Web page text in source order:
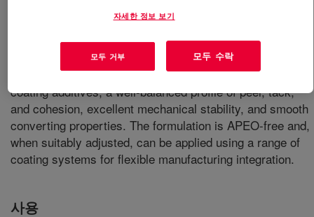
aggressive tack on a variety of surfaces, including low
surface energy materials, while maintaining good
cohesive performance. Key benefits include easy
formulation, broad compatibility with tackifiers and
coating additives, a well-balanced profile of peel, tack,
and cohesion, excellent mechanical stability, and smooth
converting properties. The formulation is APEO-free and,
when suitably adjusted, can be applied using a range of
coating systems for flexible manufacturing integration.
사용
자세한 정보 보기
모두 거부 모두 수락